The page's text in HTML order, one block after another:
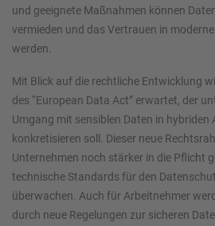
und geeignete Maßnahmen können
vermieden und das Vertrauen in
werden.
Mit Blick auf die rechtliche Entwicklung
des “European Data Act” erwartet, der
Umgang mit sensiblen Daten in hybriden
konkretisieren soll. Dieser neue
Unternehmen noch stärker in die Pflicht
technische Standards für den
überwachen. Auch für Arbeitnehmer
durch neue Regelungen zur sicheren